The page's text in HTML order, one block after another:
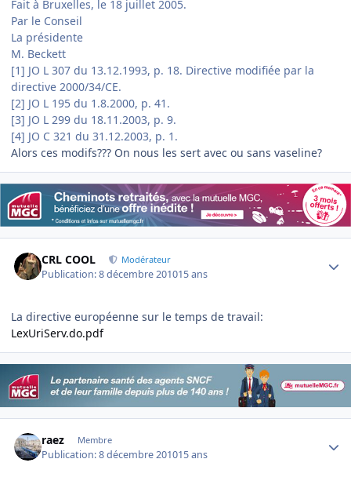
Fait à Bruxelles, le 18 juillet 2005.
Par le Conseil
La présidente
M. Beckett
[1] JO L 307 du 13.12.1993, p. 18. Directive modifiée par la
directive 2000/34/CE.
[2] JO L 195 du 1.8.2000, p. 41.
[3] JO L 299 du 18.11.2003, p. 9.
[4] JO C 321 du 31.12.2003, p. 1.
Alors ces modifs??? On nous les sert avec ou sans vaseline?
CRL COOL Modérateur
Publication:8 décembre 201015 ans
La directive européenne sur le temps de travail:
LexUriServ.do.pdf
raez Membre
Publication:8 décembre 201015 ans